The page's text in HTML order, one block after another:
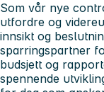
Som vår nye
utfordre og
innsikt og
sparringspartner
budsjett og
spennende